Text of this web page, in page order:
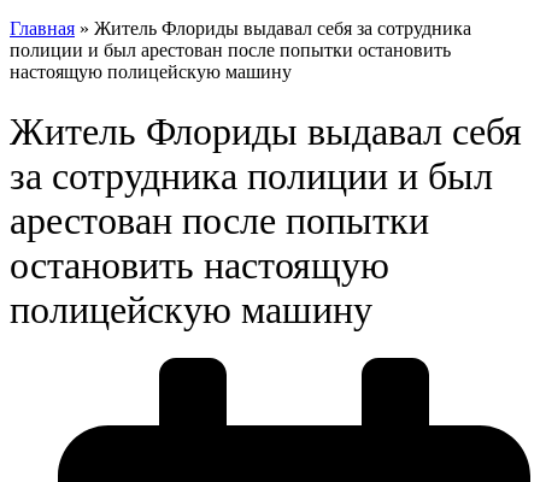
Главная » Житель Флориды выдавал себя за сотрудника
полиции и был арестован после попытки остановить
настоящую полицейскую машину
Житель Флориды выдавал себя
за сотрудника полиции и был
арестован после попытки
остановить настоящую
полицейскую машину